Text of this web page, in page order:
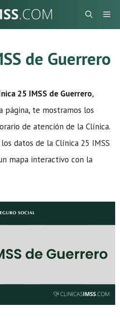
de Guerrero
25 IMSS de Guerrero,
página, te mostramos los
de atención de la Clínica.
datos de la Clínica 25 IMSS
mapa interactivo con la